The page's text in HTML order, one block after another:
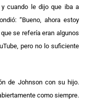
cuando le dijo que iba a
“Bueno, ahora estoy
se refería eran algunos
pero no lo suficiente
de Johnson con su hijo.
como siempre.